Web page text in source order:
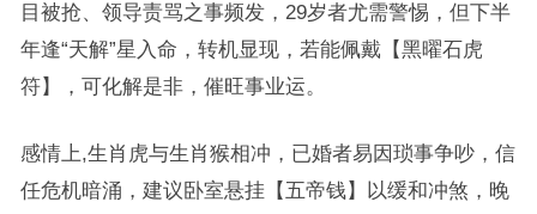
目被抢、领导责骂之事频发，29岁者尤需警惕，但下半
年逢“天解”星入命，转机显现，若能佩戴【黑曜石虎
符】，可化解是非，催旺事业运。
感情上,生肖虎与生肖猴相冲，已婚者易因琐事争吵，信
任危机暗涌，建议卧室悬挂【五帝钱】以缓和冲煞，晚